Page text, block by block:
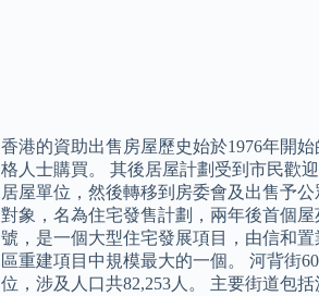
香港的資助出售房屋歷史始於1976年開
格人士購買。 其後居屋計劃受到市民歡
居屋單位，然後轉移到房委會及出售予
對象，名為住宅發售計劃，兩年後首個
號，是一個大型住宅發展項目，由信和
區重建項目中規模最大的一個。 河背街
位，涉及人口共82,253人。 主要街道包